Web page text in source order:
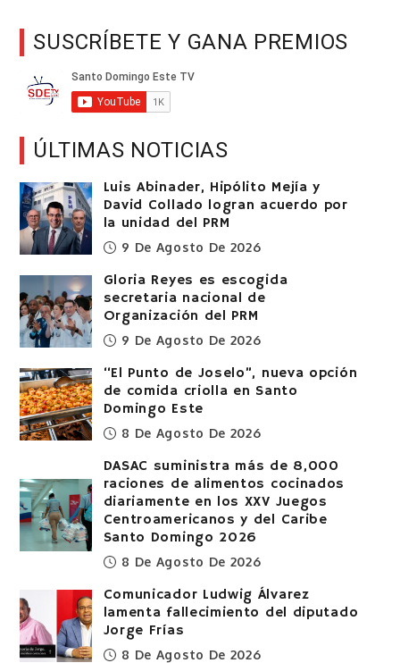
SUSCRÍBETE Y GANA PREMIOS
ÚLTIMAS NOTICIAS
Luis Abinader, Hipólito Mejía y
David Collado logran acuerdo por
la unidad del PRM
9 De Agosto De 2026
Gloria Reyes es escogida
secretaria nacional de
Organización del PRM
9 De Agosto De 2026
“El Punto de Joselo”, nueva opción
de comida criolla en Santo
Domingo Este
8 De Agosto De 2026
DASAC suministra más de 8,000
raciones de alimentos cocinados
diariamente en los XXV Juegos
Centroamericanos y del Caribe
Santo Domingo 2026
8 De Agosto De 2026
Comunicador Ludwig Álvarez
lamenta fallecimiento del diputado
Jorge Frías
8 De Agosto De 2026